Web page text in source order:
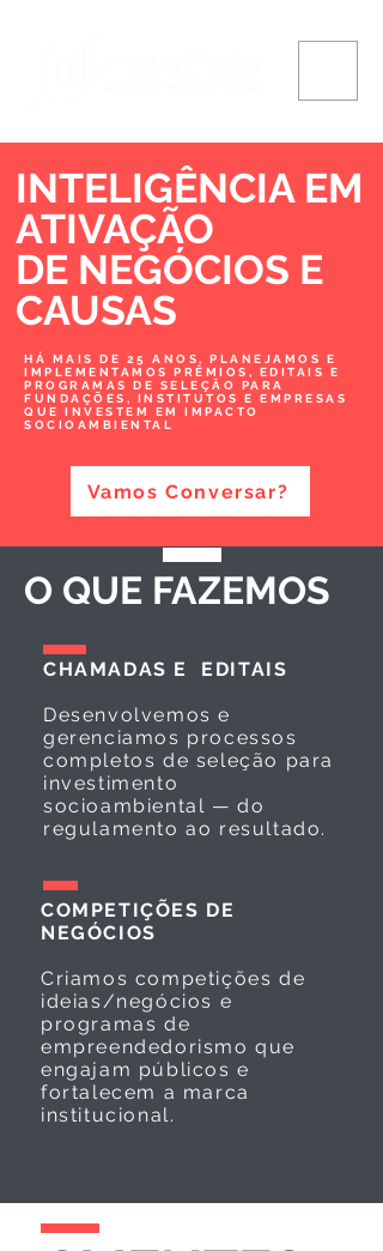
INTELIGÊNCIA EM
ATIVAÇÃO
DE NEGÓCIOS E
CAUSAS
HÁ MAIS DE 25 ANOS, PLANEJAMOS E
IMPLEMENTAMOS PRÊMIOS, EDITAIS E
PROGRAMAS DE SELEÇÃO PARA
FUNDAÇÕES, INSTITUTOS E EMPRESAS
QUE INVESTEM EM IMPACTO
SOCIOAMBIENTAL
Vamos Conversar?
O QUE FAZEMOS
CHAMADAS E EDITAIS
Desenvolvemos e
gerenciamos processos
completos de seleção para
investimento
socioambiental — do
regulamento ao resultado.
COMPETIÇÕES DE
NEGÓCIOS
Criamos competições de
ideias/negócios e
programas de
empreendedorismo que
engajam públicos e
fortalecem a marca
institucional.